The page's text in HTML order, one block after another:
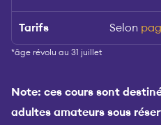
Tarifs Selon
*âge révolu au 31 juillet
Note: ces cours sont
adultes amateurs sous